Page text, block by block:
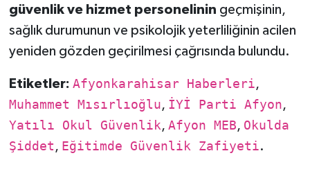
güvenlik ve hizmet personelinin geçmişinin,
sağlık durumunun ve psikolojik yeterliliğinin acilen
yeniden gözden geçirilmesi çağrısında bulundu.
Etiketler: Afyonkarahisar Haberleri,
Muhammet Mısırlıoğlu, İYİ Parti Afyon,
Yatılı Okul Güvenlik, Afyon MEB, Okulda
Şiddet , Eğitimde Güvenlik Zafiyeti.